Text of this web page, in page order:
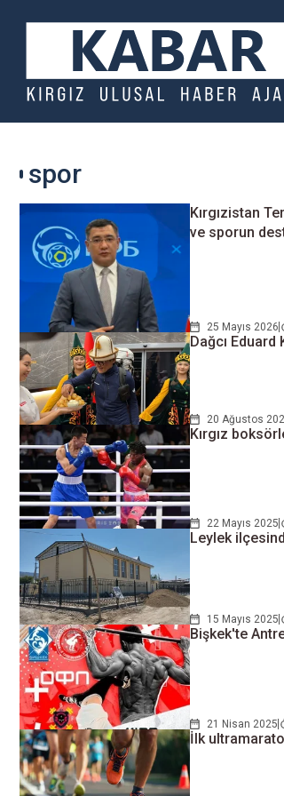
spor
Kırgızistan
ve sporun
25 Mayıs 2026
Dağcı Eduard
20 Ağustos
Kırgız
22 Mayıs 2025
Leylek
15 Mayıs 2025
Bişkek'te
21 Nisan 2025
İlk